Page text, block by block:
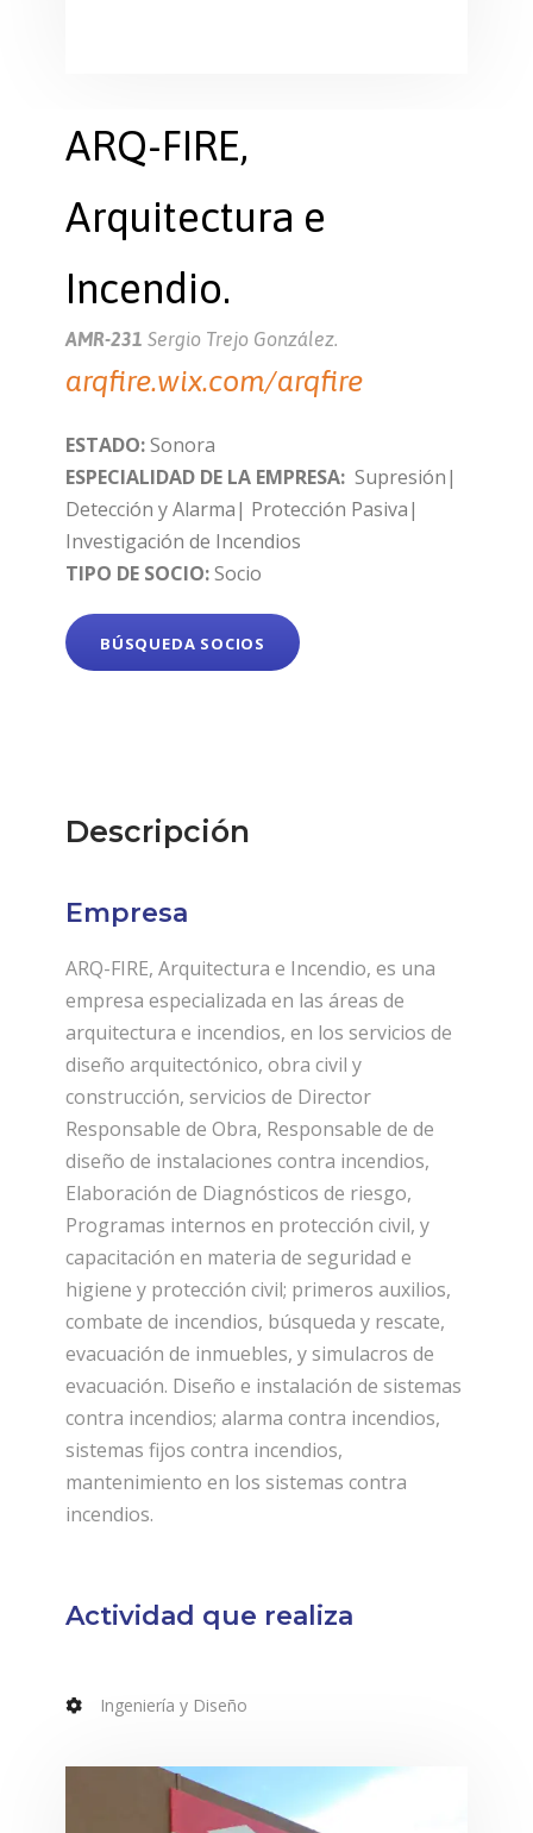
ARQ-FIRE,
Arquitectura e
Incendio.
AMR-231 Sergio Trejo González.
arqfire.wix.com/arqfire
ESTADO:Sonora
ESPECIALIDAD DE LA EMPRESA: Supresión|
Detección y Alarma| Protección Pasiva|
Investigación de Incendios
TIPO DE SOCIO:Socio
BÚSQUEDA SOCIOS
Descripción
Empresa
ARQ-FIRE, Arquitectura e Incendio, es una
empresa especializada en las áreas de
arquitectura e incendios, en los servicios de
diseño arquitectónico, obra civil y
construcción, servicios de Director
Responsable de Obra, Responsable de de
diseño de instalaciones contra incendios,
Elaboración de Diagnósticos de riesgo,
Programas internos en protección civil, y
capacitación en materia de seguridad e
higiene y protección civil; primeros auxilios,
combate de incendios, búsqueda y rescate,
evacuación de inmuebles, y simulacros de
evacuación. Diseño e instalación de sistemas
contra incendios; alarma contra incendios,
sistemas fijos contra incendios,
mantenimiento en los sistemas contra
incendios.
Actividad que realiza
Ingeniería y Diseño